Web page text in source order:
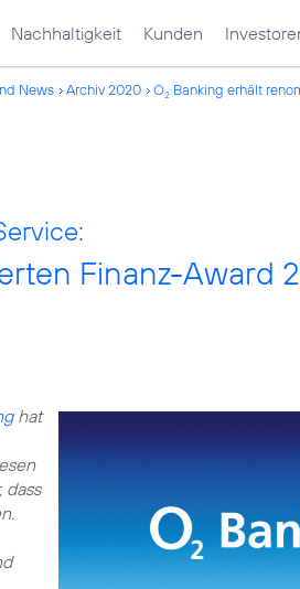
Nachhaltigkeit Kunden
News Archiv 2020 O2 Banking erhält
Finanz-Award
hat
dass